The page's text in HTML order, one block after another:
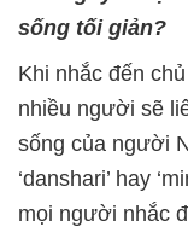
sống tối giản?
Khi nhắc đến
nhiều người sẽ
sống của người
‘danshari’ hay
mọi người nhắc